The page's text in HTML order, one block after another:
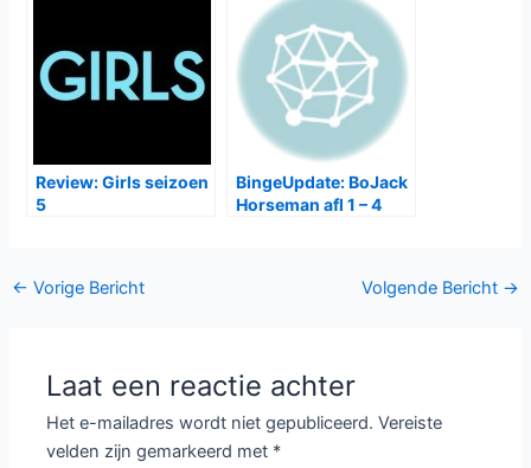
Review: Girls seizoen
5
BingeUpdate: BoJack
Horseman afl 1 – 4
Bericht
← Vorige Bericht Volgende Bericht →
Laat een reactie achter
Het e-mailadres wordt niet gepubliceerd. Vereiste
velden zijn gemarkeerd met *